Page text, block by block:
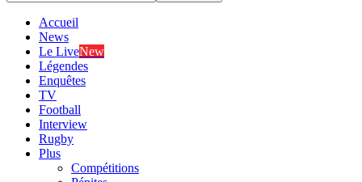
Accueil
News
Le LiveNew
Légendes
Enquêtes
TV
Football
Interview
Rugby
Plus
Compétitions